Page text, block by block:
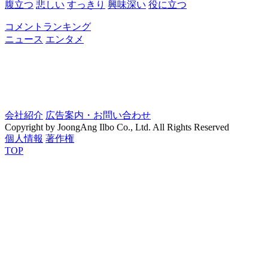
腹立つ 悲しい すっきり 興味深い 役に立つ
コメントランキング
ニュース エンタメ
会社紹介 広告案内・お問い合わせ
Copyright by JoongAng Ilbo Co., Ltd. All Rights Reserved
個人情報 著作権
TOP